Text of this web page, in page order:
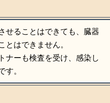
せることはできても、臓器
とはできません。
ナーも検査を受け、感染し
す。